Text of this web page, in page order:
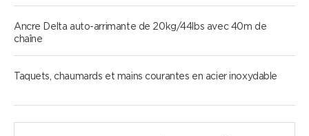
Ancre Delta auto-arrimante de 20kg/44lbs avec 40m de
chaîne
Taquets, chaumards et mains courantes en acier inoxydable